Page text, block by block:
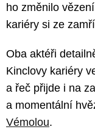
ho změnilo
kariéry si ze
Oba aktéři
Kinclovy kariéry
a řeč přijde i na
a momentální
Vémolou.